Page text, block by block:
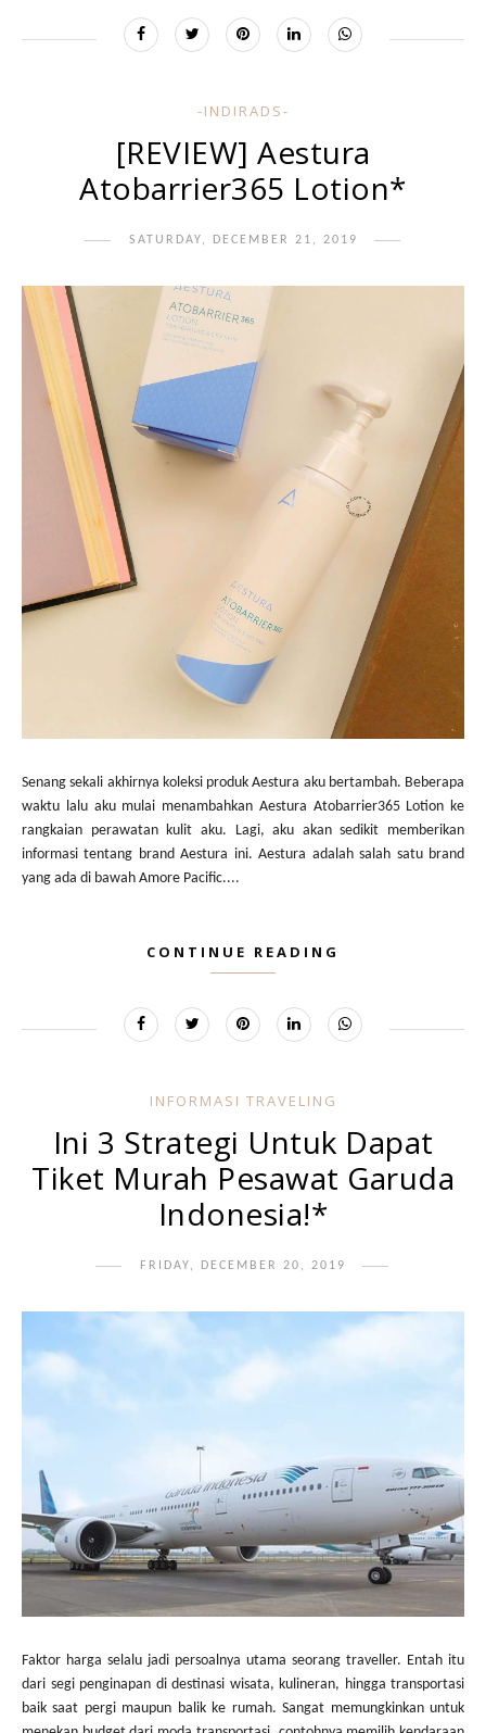
-INDIRADS-
[REVIEW] Aestura
Atobarrier365 Lotion*
SATURDAY, DECEMBER 21, 2019
Senang sekali akhirnya koleksi produk Aestura aku bertambah. Beberapa
waktu lalu aku mulai menambahkan Aestura Atobarrier365 Lotion ke
rangkaian perawatan kulit aku. Lagi, aku akan sedikit memberikan
informasi tentang brand Aestura ini. Aestura adalah salah satu brand
yang ada di bawah Amore Pacific....
CONTINUE READING
INFORMASI TRAVELING
Ini 3 Strategi Untuk Dapat
Tiket Murah Pesawat Garuda
Indonesia!*
FRIDAY, DECEMBER 20, 2019
Faktor harga selalu jadi persoalnya utama seorang traveller. Entah itu
dari segi penginapan di destinasi wisata, kulineran, hingga transportasi
baik saat pergi maupun balik ke rumah. Sangat memungkinkan untuk